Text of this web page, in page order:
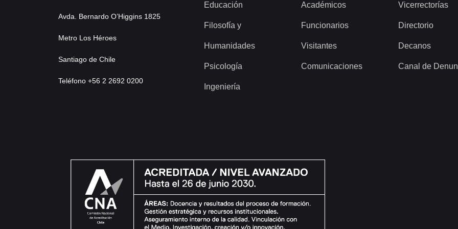
Avda. Bernardo O’Higgins 1825
Metro Los Héroes
Santiago de Chile
Teléfono +56 2 2692 0200
Educación
Filosofía y
Humanidades
Psicología
Ingeniería
Académicos
Funcionarios
Visitantes
Comunicaciones
Vicerrectorías
Directorio
Decanos
Canal de